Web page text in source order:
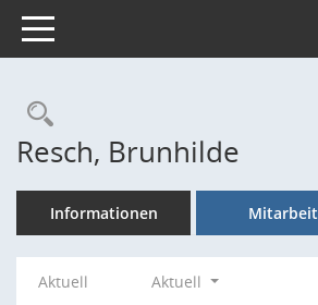
Toggle navigation
Rechercheauswahl
Resch, Brunhilde
Informationen Mitarbeit
Aktuell
Aktuell